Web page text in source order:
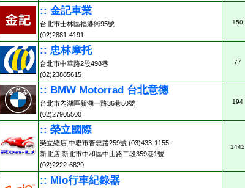
:: 金記車業
台北市士林區福港街95號
(02)2881-4191
150
:: 忠林摩托
台北市中華路2段498巷
(02)23885615
77
:: BMW Motorrad 台北意德
台北市內湖區新湖一路36巷50號
(02)27905500
194
:: 榮立國際
榮立總店:中壢市普忠路259號 (03)433-1155
新北店:新北市中和區中山路二段359巷1號
(02)2222-6829
1442
:: Mio行車紀錄器